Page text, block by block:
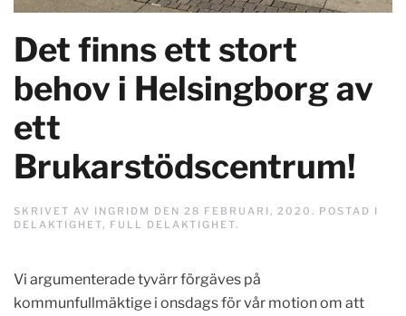
Det finns ett stort
behov i Helsingborg av
ett
Brukarstödscentrum!
SKRIVET AV INGRIDM DEN 28 FEBRUARI, 2020 . POSTAD I
DELAKTIGHET, FULL DELAKTIGHET.
Vi argumenterade tyvärr förgäves på
kommunfullmäktige i onsdags för vår motion om att